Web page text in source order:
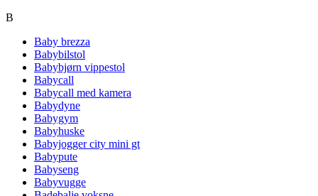
B
Baby brezza
Babybilstol
Babybjørn vippestol
Babycall
Babycall med kamera
Babydyne
Babygym
Babyhuske
Babyjogger city mini gt
Babypute
Babyseng
Babyvugge